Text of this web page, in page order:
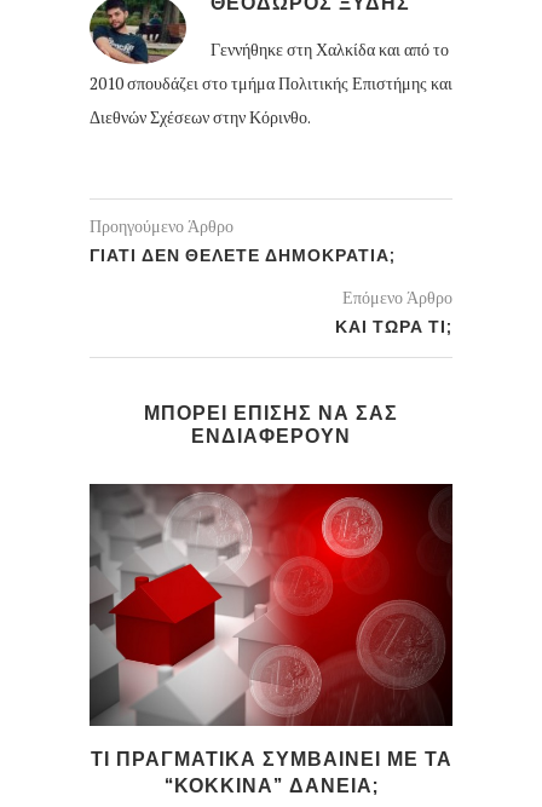
Γεννήθηκε στη Χαλκίδα και από το
2010 σπουδάζει στο τμήμα Πολιτικής Επιστήμης και
Διεθνών Σχέσεων στην Κόρινθο.
Προηγούμενο Άρθρο
ΓΙΑΤΙ ΔΕΝ ΘΕΛΕΤΕ ΔΗΜΟΚΡΑΤΙΑ;
Επόμενο Άρθρο
ΚΑΙ ΤΩΡΑ ΤΙ;
ΜΠΟΡΕΙ ΕΠΙΣΗΣ ΝΑ ΣΑΣ
ΕΝΔΙΑΦΕΡΟΥΝ
ΤΙ ΠΡΑΓΜΑΤΙΚΑ ΣΥΜΒΑΙΝΕΙ ΜΕ ΤΑ
“ΚΟΚΚΙΝΑ” ΔΑΝΕΙΑ;